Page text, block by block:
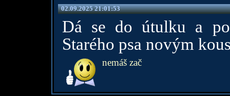
02.09.2025 21:01:53
Dá se do útulku a
Starého psa novým
nemáš zač